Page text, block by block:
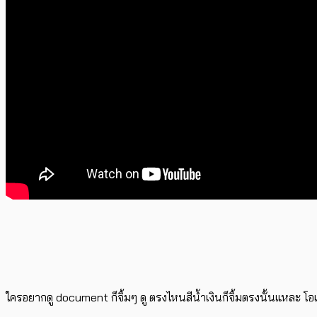
ใครอยากดู document ก็จิ้มๆ ดู ตรงไหนสีน้ำเงินก็จิ้มตรงนั้นแหละ โอ